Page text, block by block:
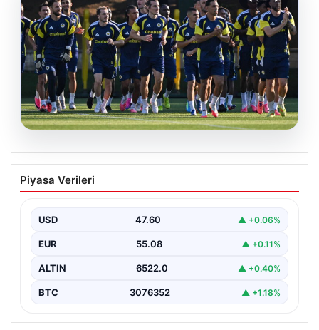
05.08.2026
Fenerbahçe’nin Avrupa kadrosunda
Sturm Graz maçı öncesi değişiklik!
Piyasa Verileri
USD 47.60 ▲ +0.06%
EUR 55.08 ▲ +0.11%
ALTIN 6522.0 ▲ +0.40%
BTC 3076352 ▲ +1.18%